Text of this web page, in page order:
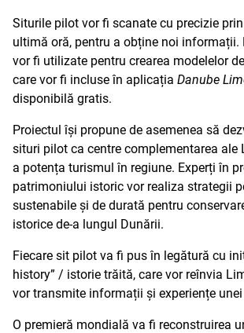
Siturile pilot vor fi scanate cu precizie
ultimă oră, pentru a obține noi informații.
vor fi utilizate pentru crearea modelelor
care vor fi incluse în aplicația Danube
disponibilă gratis.
Proiectul își propune de asemenea să
situri pilot ca centre complementarea ale
a potența turismul în regiune. Experți în
patrimoniului istoric vor realiza strategii
sustenabile și de durată pentru
istorice de-a lungul Dunării.
Fiecare sit pilot va fi pus în legătură cu
history” / istorie trăită, care vor reînvia
vor transmite informații și experiențe
O premieră mondială va fi reconstruirea